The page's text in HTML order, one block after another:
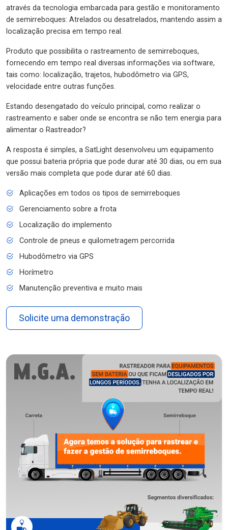
através da tecnologia embarcada para gestão e monitoramento
de semirreboques: Atrelados ou desatrelados, mantendo assim a
localização precisa em tempo real.
Produto que possibilita o rastreamento de semirreboques,
fornecendo em tempo real diversas informações via software,
tais como: localização, trajetos, hubodômetro via GPS,
velocidade entre outras funções.
Estando desengatado do veículo principal, como realizar o
rastreamento e saber onde se encontra se não tem energia para
alimentar o Rastreador?
A resposta é simples, a SatLight desenvolveu um equipamento
que possui bateria própria que pode durar até 30 dias, ou em sua
versão mais completa que pode durar até 60 dias.
Aplicações em todos os tipos de semirreboques
Gerenciamento sobre a frota
Localização do implemento
Controle de pneus e quilometragem percorrida
Hubodômetro via GPS
Horímetro
Manutenção preventiva e muito mais
Solicite uma demonstração